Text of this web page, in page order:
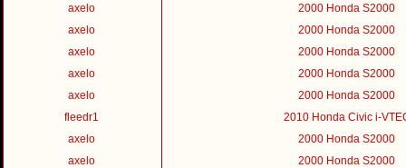
axelo
2000 Honda S2000
axelo
2000 Honda S2000
axelo
2000 Honda S2000
axelo
2000 Honda S2000
axelo
2000 Honda S2000
fleedr1
2010 Honda Civic i-
axelo
2000 Honda S2000
axelo
2000 Honda S2000